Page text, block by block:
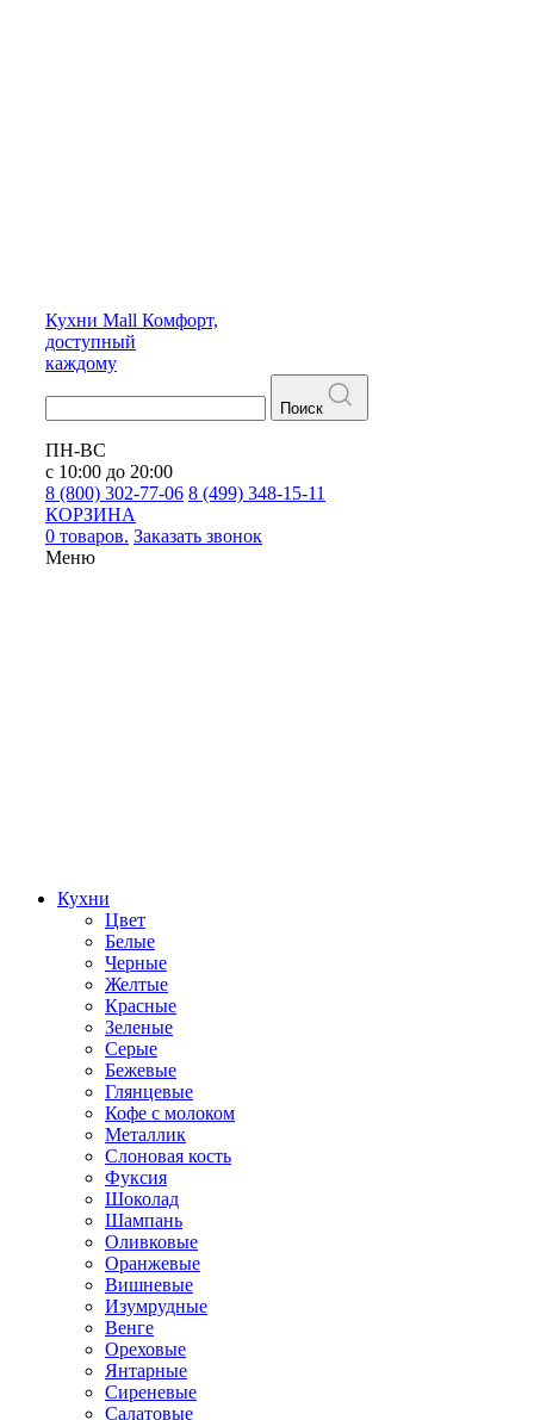
Кухни Mall Комфорт,
доступный
каждому
Поиск
ПН-ВС
с 10:00 до 20:00
8 (800) 302-77-06 8 (499) 348-15-11
КОРЗИНА
0 товаров. Заказать звонок
Меню
Кухни
Цвет
Белые
Черные
Желтые
Красные
Зеленые
Серые
Бежевые
Глянцевые
Кофе с молоком
Металлик
Слоновая кость
Фуксия
Шоколад
Шампань
Оливковые
Оранжевые
Вишневые
Изумрудные
Венге
Ореховые
Янтарные
Сиреневые
Салатовые